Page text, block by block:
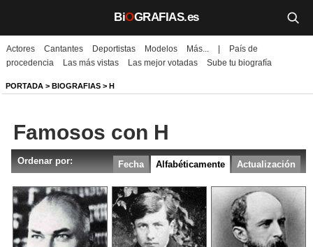
BiOGRAFIAS.es
Biografías
Películas
Un día como hoy
Videos
Galerías
Actores Cantantes Deportistas Modelos Más...
País de
procedencia
Las más vistas Las mejor votadas Sube tu biografía
PORTADA > BIOGRAFIAS > H
Famosos con H
Ordenar por: Actualización
Alfabéticamente
Fecha